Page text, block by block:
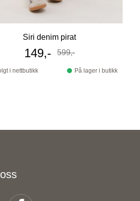
Siri denim pirat
Tilbudspris
149,- Før
599,-
i nettbutikk På lager i butikk